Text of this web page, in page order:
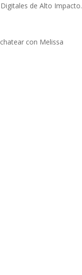
de Alto Impacto.
con Melissa